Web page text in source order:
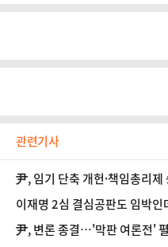
관련기사
尹, 임기 단축 개헌·책임총리
이재명 2심 결심공판도 임박
尹, 변론 종결…'막판 여론전'